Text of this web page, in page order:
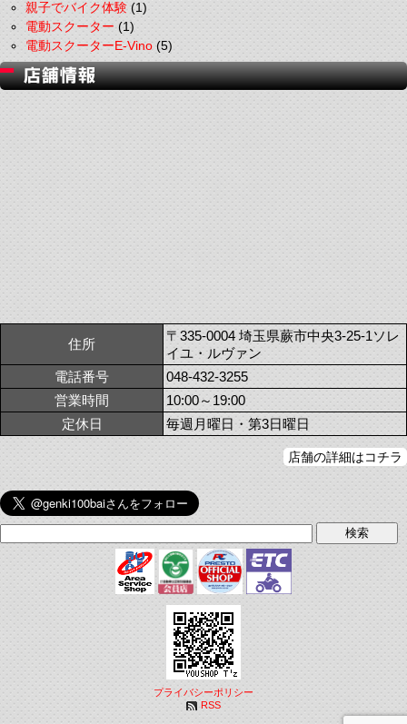
親子でバイク体験(1)
電動スクーター(1)
電動スクーターE-Vino(5)
住所
〒335-0004 埼玉県蕨市中央3-25-1ソレ
イユ・ルヴァン
電話番号
048-432-3255
営業時間
10:00～19:00
定休日
毎週月曜日・第3日曜日
店舗の詳細はコチラ
プライバシーポリシー
RSS